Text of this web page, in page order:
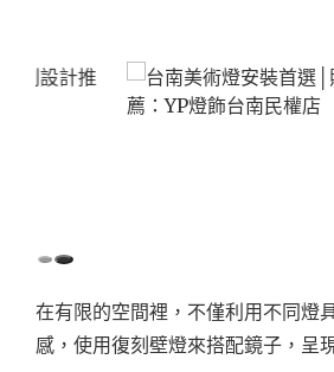
在有限的空間裡，不僅利用不同燈
感，使用復刻壁燈來搭配鏡子，呈